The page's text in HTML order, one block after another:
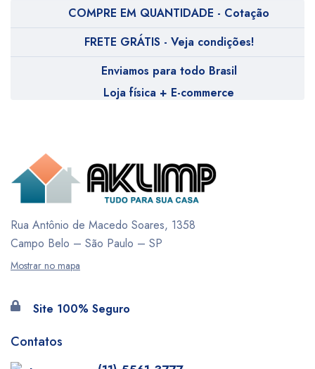
COMPRE EM QUANTIDADE - Cotação
FRETE GRÁTIS - Veja condições!
Enviamos para todo Brasil
Loja física + E-commerce
Rua Antônio de Macedo Soares, 1358
Campo Belo – São Paulo – SP
Mostrar no mapa
Site 100% Seguro
Contatos